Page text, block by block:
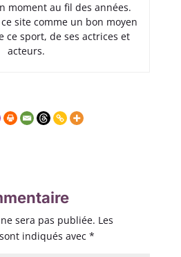
moment au fil des années.
site comme un bon moyen
ce sport, de ses actrices et
acteurs.
sera pas publiée. Les
indiqués avec *